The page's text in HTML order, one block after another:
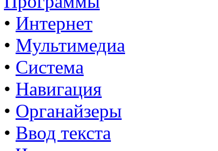
• Интернет
• Мультимедиа
• Система
• Навигация
• Органайзеры
• Ввод текста